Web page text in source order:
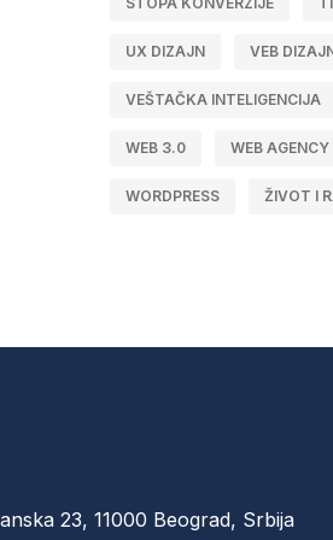
UX DIZAJN VEB
VEŠTAČKA INTELIGENCIJA
WEB 3.0 WEB AGENCY
WORDPRESS ŽIVOT I
23, 11000 Beograd, Srbija